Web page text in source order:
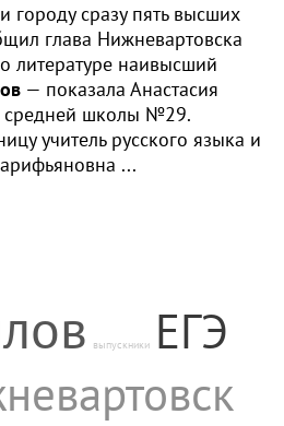
городу сразу пять высших
глава Нижневартовска
наивысший
— показала Анастасия
средней школы №29.
учитель русского языка и
...
выпускники ЕГЭ